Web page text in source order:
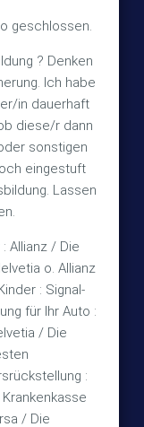
geschlossen.
? Denken
Ich habe
in dauerhaft
diese/r dann
sonstigen
eingestuft
Lassen
Allianz / Die
o. Allianz
: Signal-
für Ihr Auto :
/ Die
:
/ Die